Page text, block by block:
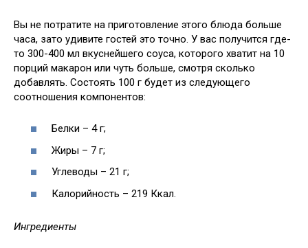
Вы не потратите на приготовление этого блюда больше
часа, зато удивите гостей это точно. У вас получится где-
то 300-400 мл вкуснейшего соуса, которого хватит на 10
порций макарон или чуть больше, смотря сколько
добавлять. Состоять 100 г будет из следующего
соотношения компонентов:
Белки – 4 г;
Жиры – 7 г;
Углеводы – 21 г;
Калорийность – 219 Ккал.
Ингредиенты